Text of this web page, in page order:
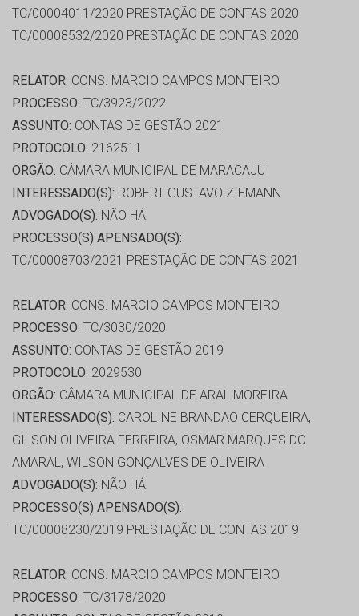
TC/00004011/2020 PRESTAÇÃO DE CONTAS 2020
TC/00008532/2020 PRESTAÇÃO DE CONTAS 2020
RELATOR: CONS. MARCIO CAMPOS MONTEIRO
PROCESSO: TC/3923/2022
ASSUNTO: CONTAS DE GESTÃO 2021
PROTOCOLO: 2162511
ORGÃO: CÂMARA MUNICIPAL DE MARACAJU
INTERESSADO(S): ROBERT GUSTAVO ZIEMANN
ADVOGADO(S): NÃO HÁ
PROCESSO(S) APENSADO(S):
TC/00008703/2021 PRESTAÇÃO DE CONTAS 2021
RELATOR: CONS. MARCIO CAMPOS MONTEIRO
PROCESSO: TC/3030/2020
ASSUNTO: CONTAS DE GESTÃO 2019
PROTOCOLO: 2029530
ORGÃO: CÂMARA MUNICIPAL DE ARAL MOREIRA
INTERESSADO(S): CAROLINE BRANDAO CERQUEIRA,
GILSON OLIVEIRA FERREIRA, OSMAR MARQUES DO
AMARAL, WILSON GONÇALVES DE OLIVEIRA
ADVOGADO(S): NÃO HÁ
PROCESSO(S) APENSADO(S):
TC/00008230/2019 PRESTAÇÃO DE CONTAS 2019
RELATOR: CONS. MARCIO CAMPOS MONTEIRO
PROCESSO: TC/3178/2020